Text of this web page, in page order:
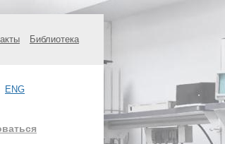
Библиотека
ENG